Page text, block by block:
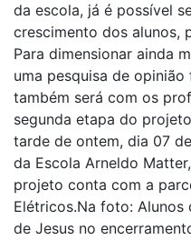
da escola, já é possível
crescimento dos alunos,
Para dimensionar ainda
uma pesquisa de
também será com os
segunda etapa do
tarde de ontem, dia 07
da Escola Arneldo
projeto conta com a
Elétricos.Na foto: Alunos
de Jesus no